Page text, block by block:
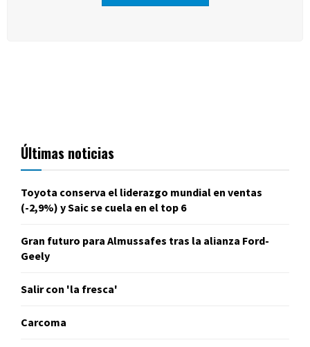
Últimas noticias
Toyota conserva el liderazgo mundial en ventas
(-2,9%) y Saic se cuela en el top 6
Gran futuro para Almussafes tras la alianza Ford-
Geely
Salir con 'la fresca'
Carcoma